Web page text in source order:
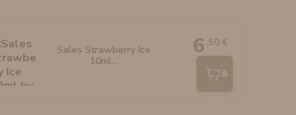
Sales Strawberry Ice
10ml...
6 ,50 €
Añadir